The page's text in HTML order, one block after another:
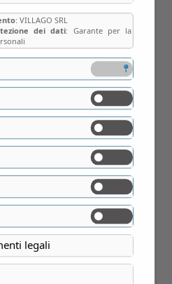
: VILLAGO SRL
dei dati: Garante per la
legali